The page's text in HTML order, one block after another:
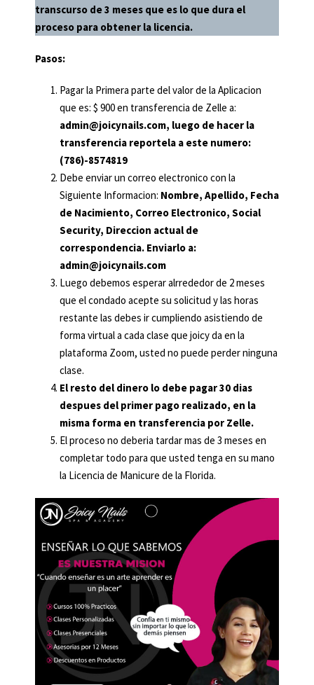
transcurso de 3 meses que es lo que dura el
proceso para obtener la licencia.
Pasos:
Pagar la Primera parte del valor de la Aplicacion
que es: $ 900 en transferencia de Zelle a:
admin@joicynails.com, luego de hacer la
transferencia reportela a este numero:
(786)-8574819
Debe enviar un correo electronico con la
Siguiente Informacion: Nombre, Apellido, Fecha
de Nacimiento, Correo Electronico, Social
Security, Direccion actual de
correspondencia. Enviarlo a:
admin@joicynails.com
Luego debemos esperar alrrededor de 2 meses
que el condado acepte su solicitud y las horas
restante las debes ir cumpliendo asistiendo de
forma virtual a cada clase que joicy da en la
plataforma Zoom, usted no puede perder ninguna
clase.
El resto del dinero lo debe pagar 30 dias
despues del primer pago realizado, en la
misma forma en transferencia por Zelle.
El proceso no deberia tardar mas de 3 meses en
completar todo para que usted tenga en su mano
la Licencia de Manicure de la Florida.